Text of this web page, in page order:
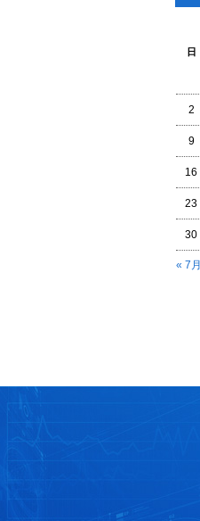
日
« 7月
2
9
16
23
30